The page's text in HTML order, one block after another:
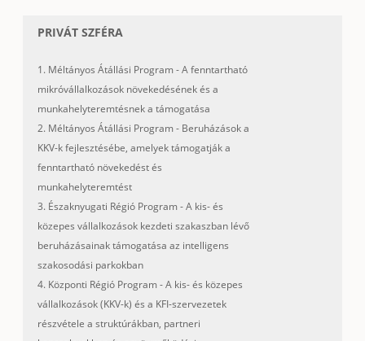
PRIVÁT SZFÉRA
1. Méltányos Átállási Program - A fenntartható
mikróvállalkozások növekedésének és a
munkahelyteremtésnek a támogatása
2. Méltányos Átállási Program - Beruházások a
KKV-k fejlesztésébe, amelyek támogatják a
fenntartható növekedést és
munkahelyteremtést
3. Északnyugati Régió Program - A kis- és
közepes vállalkozások kezdeti szakaszban lévő
beruházásainak támogatása az intelligens
szakosodási parkokban
4. Központi Régió Program - A kis- és közepes
vállalkozások (KKV-k) és a KFI-szervezetek
részvétele a struktúrákban, partneri